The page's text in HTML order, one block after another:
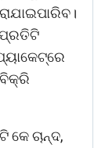
ପ୍ରତିଟି
ବିକ୍ରି
ଚାନ୍ଦ,